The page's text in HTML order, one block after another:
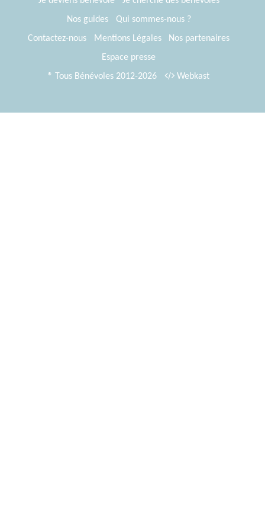
Nos guides
Qui sommes-nous ?
Contactez-nous
Mentions Légales
Nos partenaires
Espace presse
® Tous Bénévoles 2012-2026
Webkast